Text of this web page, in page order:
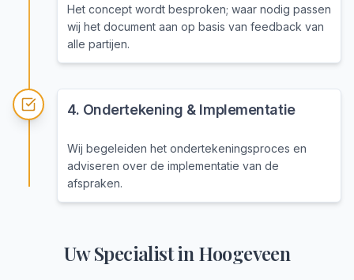
Het concept wordt besproken; waar nodig passen
wij het document aan op basis van feedback van
alle partijen.
4. Ondertekening & Implementatie
Wij begeleiden het ondertekeningsproces en
adviseren over de implementatie van de
afspraken.
Uw Specialist in Hoogeveen